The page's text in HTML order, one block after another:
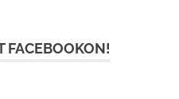
FACEBOOKON!